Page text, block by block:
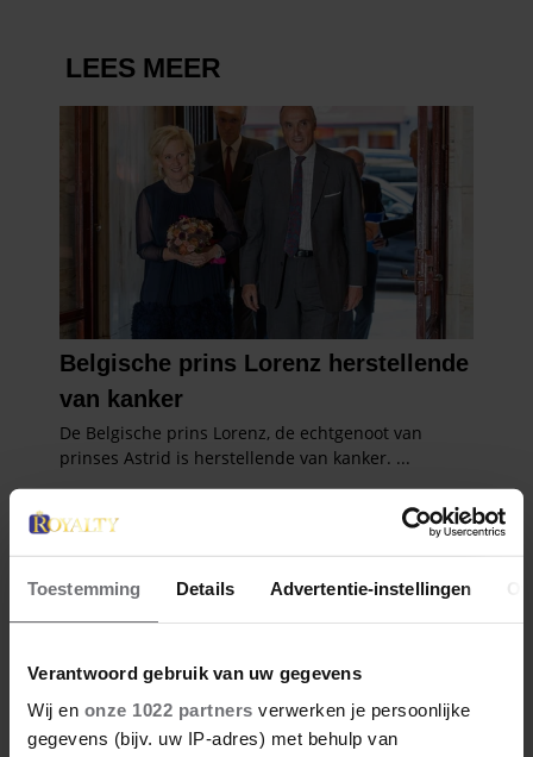
Toestemming Details Advertentie-instellingen
Verantwoord gebruik van uw gegevens
Wij en onze 1022 partners verwerken je persoonlijke
gegevens (bijv. uw IP-adres) met behulp van